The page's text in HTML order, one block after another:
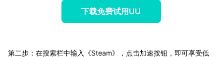
下载免费试用UU
第二步：在搜索栏中输入《Steam》，点击加速按钮，即可享受低